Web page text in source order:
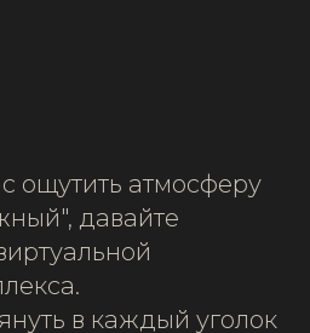
ощутить атмосферу
давайте
в каждый уголок